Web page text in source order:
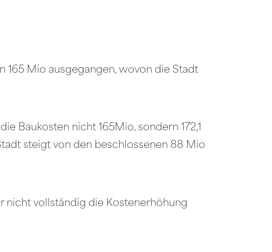
165 Mio ausgegangen, wovon die Stadt
Baukosten nicht 165Mio, sondern 172,1
steigt von den beschlossenen 88 Mio
nicht vollständig die Kostenerhöhung